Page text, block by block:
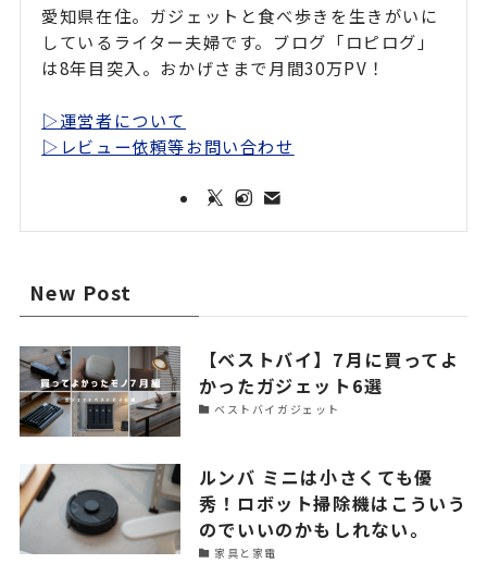
愛知県在住。ガジェットと食べ歩きを生きがいに
しているライター夫婦です。ブログ「ロピログ」
は8年目突入。おかげさまで月間30万PV！
▷運営者について
▷レビュー依頼等お問い合わせ
New Post
【ベストバイ】7月に買ってよ
かったガジェット6選
ベストバイガジェット
ルンバ ミニは小さくても優
秀！ロボット掃除機はこういう
のでいいのかもしれない。
家具と家電